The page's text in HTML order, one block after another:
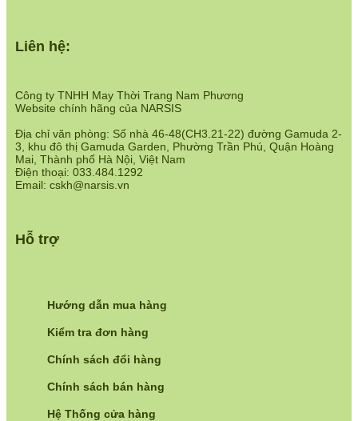
Công ty TNHH May Thời Trang Nam Phương
Website chính hãng của NARSIS
Địa chỉ văn phòng: Số nhà 46-48(CH3.21-22) đường Gamuda 2-
3, khu đô thị Gamuda Garden, Phường Trần Phú, Quận Hoàng
Mai, Thành phố Hà Nội, Việt Nam
Điện thoại: 033.484.1292
Email: cskh@narsis.vn
Hỗ trợ
Liên hệ:
Hướng dẫn mua hàng
Kiểm tra đơn hàng
Chính sách đổi hàng
Chính sách bán hàng
Hệ Thống cửa hàng